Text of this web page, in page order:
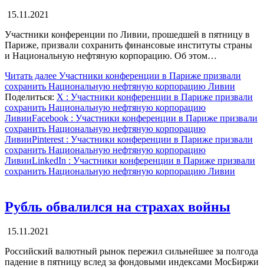
15.11.2021
Участники конференции по Ливии, прошедшей в пятницу в
Париже, призвали сохранить финансовые институты страны
и Национальную нефтяную корпорацию. Об этом…
Читать далее Участники конференции в Париже призвали
сохранить Национальную нефтяную корпорацию Ливии
Поделиться: X : Участники конференции в Париже призвали
сохранить Национальную нефтяную корпорацию
ЛивииFacebook : Участники конференции в Париже призвали
сохранить Национальную нефтяную корпорацию
ЛивииPinterest : Участники конференции в Париже призвали
сохранить Национальную нефтяную корпорацию
ЛивииLinkedIn : Участники конференции в Париже призвали
сохранить Национальную нефтяную корпорацию Ливии
Рубль обвалился на страхах войны
15.11.2021
Российский валютный рынок пережил сильнейшее за полгода
падение в пятницу вслед за фондовыми индексами МосБиржи